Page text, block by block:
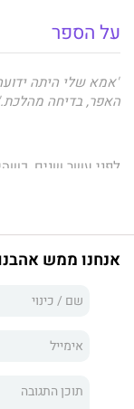
על הספר
"אמא שלי היתה
האפר, בדיחה
לפני עשר שנים,
באמה המלכה
שמה של הנסיכה
בגיל שבע–עשרה,
אמה, אבל לראשה
עונשים נוראיים
אנחנו ממש